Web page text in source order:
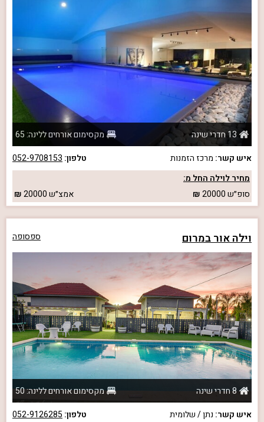
13 חדרי שינה
מקסימום אורחים ללינה: 65
איש קשר: מרכז הזמנות טלפון: 052-9708153
מחיר לוילה החל מ:
סופ״ש20000 אמצ״ש20000
וילה אור במרום ספסופה
8 חדרי שינה
מקסימום אורחים ללינה: 50
איש קשר: נתן / שלומית טלפון: 052-9126285